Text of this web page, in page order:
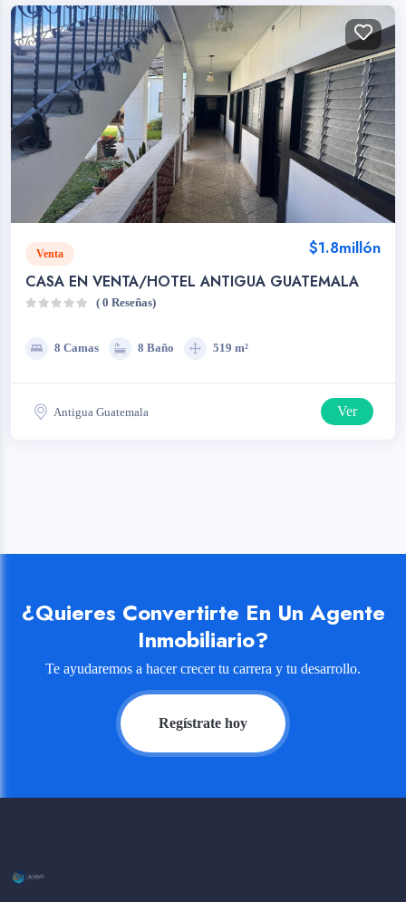
Venta $1.8millón
CASA EN VENTA/HOTEL ANTIGUA GUATEMALA
( 0 Reseñas)
8 Camas 8 Baño 519 m²
Antigua Guatemala Ver
¿Quieres Convertirte En Un Agente
Inmobiliario?
Te ayudaremos a hacer crecer tu carrera y tu desarrollo.
Regístrate hoy